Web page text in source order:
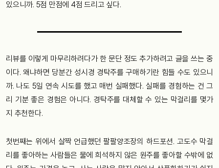
있으니까. 5점 만점에 4점 드리고 싶다.
리뷰를 이렇게 마무리하려다가 한 문단 정도 추가하려고 글을 쓰는 중
이다. 왜냐하면 당분간 성시경 경탁주를 구매하기란 힘들 수도 있으니
까. 나도 5일 연속 시도를 했고 매번 실패했다. 실패를 경험하는 건 그
리 기분 좋은 경험은 아니다. 경탁주를 대체할 수 있는 막걸리를 몇가
지 추천한다.
첫번째는 위에서 살짝 언급했던 팔팔양조장의 하드포션. 고도수 막걸
리를 좋아하는 사람들은 물에 희석하지 않은 원주를 좋아할 수밖에 없